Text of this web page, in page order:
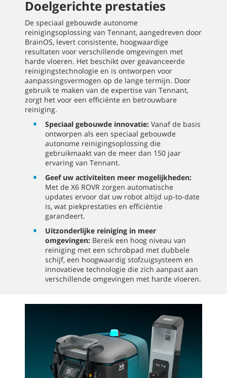
Doelgerichte prestaties
De speciaal gebouwde autonome
reinigingsoplossing van Tennant, aangedreven door
BrainOS, levert consistente, hoogwaardige
resultaten voor verschillende omgevingen met
harde vloeren. Het beschikt over geavanceerde
reinigingstechnologie en is ontworpen voor
aanpassingsvermogen op de lange termijn. Door
gebruik te maken van de expertise van Tennant,
zorgt het voor een efficiënte en betrouwbare
reiniging.
Speciaal gebouwde innovatie: Vanaf de basis
ontworpen als een speciaal gebouwde
autonome reinigingsoplossing die
gebruikmaakt van de meer dan 150 jaar
ervaring van Tennant.
Geef uw activiteiten meer mogelijkheden:
Met de X6 ROVR zorgen automatische
updates ervoor dat uw robot altijd up-to-date
is, wat piekprestaties en efficiëntie
garandeert.
Uitzonderlijke reiniging in meer
omgevingen: Bereik een hoog niveau van
reiniging met een schrobpad met dubbele
schijf, een hoogwaardig stofzuigsysteem en
innovatieve technologie die zich aanpast aan
verschillende omgevingen met harde vloeren.